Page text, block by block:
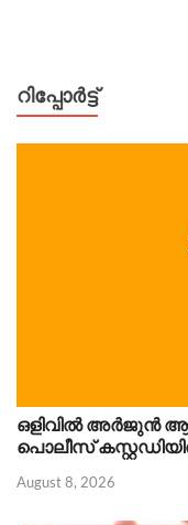
റിപ്പോര്‍ട്ട്
ഒളിവിൽ അർജുൻ
പൊലീസ്
August 8, 2026